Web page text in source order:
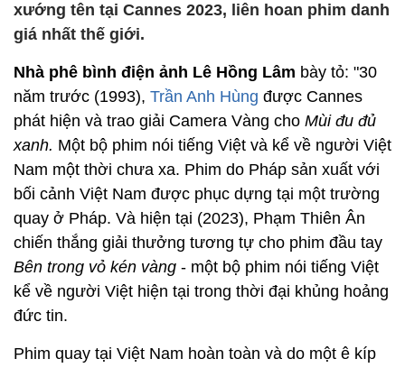
xướng tên tại Cannes 2023, liên hoan phim danh
giá nhất thế giới.
Nhà phê bình điện ảnh Lê Hồng Lâm bày tỏ: "30
năm trước (1993), Trần Anh Hùng được Cannes
phát hiện và trao giải Camera Vàng cho Mùi đu đủ
xanh. Một bộ phim nói tiếng Việt và kể về người Việt
Nam một thời chưa xa. Phim do Pháp sản xuất với
bối cảnh Việt Nam được phục dựng tại một trường
quay ở Pháp. Và hiện tại (2023), Phạm Thiên Ân
chiến thắng giải thưởng tương tự cho phim đầu tay
Bên trong vỏ kén vàng - một bộ phim nói tiếng Việt
kể về người Việt hiện tại trong thời đại khủng hoảng
đức tin.
Phim quay tại Việt Nam hoàn toàn và do một ê kíp